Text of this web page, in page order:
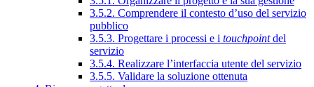
3.5.2. Comprendere il contesto d’uso del servizio
pubblico
3.5.3. Progettare i processi e i touchpointdel
servizio
3.5.4. Realizzare l’interfaccia utente del servizio
3.5.5. Validare la soluzione ottenuta